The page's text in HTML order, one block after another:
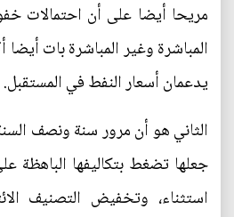
مريحا أيضا على أن احتمالات
المباشرة وغير المباشرة بات أيضا
يدعمان أسعار النفط في المستقبل.
الثاني هو أن مرور سنة ونصف
جعلها تضغط بتكاليفها الباهظة
استثناء، وتخفيض التصنيف